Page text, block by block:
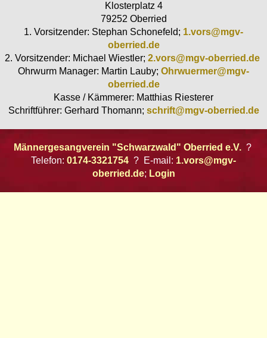
Klosterplatz 4
79252 Oberried
1. Vorsitzender: Stephan Schonefeld; 1.vors@mgv-
oberried.de
2. Vorsitzender: Michael Wiestler; 2.vors@mgv-oberried.de
Ohrwurm Manager: Martin Lauby; Ohrwuermer@mgv-
oberried.de
Kasse / Kämmerer: Matthias Riesterer
Schriftführer: Gerhard Thomann; schrift@mgv-oberried.de
Männergesangverein "Schwarzwald" Oberried e.V.?
Telefon: 0174-3321754 ? E-mail: 1.vors@mgv-
oberried.de; Login